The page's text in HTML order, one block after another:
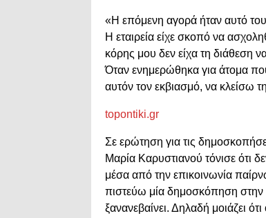
«Η επόμενη αγορά ήταν αυτό
Η εταιρεία είχε σκοπό να
κόρης μου δεν είχα τη διάθεση
Όταν ενημερώθηκα για άτομα
αυτόν τον εκβιασμό, να κλείσω
topontiki.gr
Σε ερώτηση για τις
Μαρία Καρυστιανού τόνισε ότι
μέσα από την επικοινωνία
πιστεύω μία δημοσκόπηση στην
ξανανεβαίνει. Δηλαδή μοιάζει